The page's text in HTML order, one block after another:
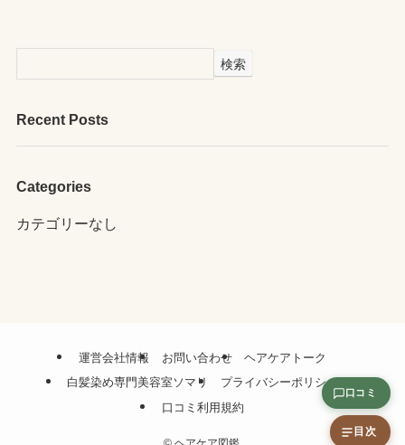
検索
Recent Posts
Categories
カテゴリーなし
運営会社情報 お問い合わせ
ヘアケアトーク
白髪染め専門美容室ソマリ
プライバシーポリシー
口コミ利用規約
口コミ
目次